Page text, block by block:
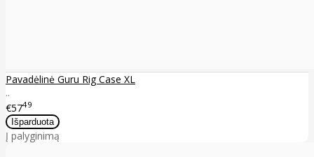
Pavadėlinė Guru Rig Case XL
..
€5749
Į palyginimą